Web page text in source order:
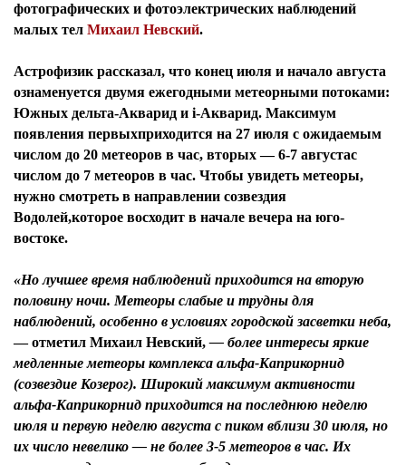
фотографических и фотоэлектрических наблюдений
малых тел Михаил Невский.
Астрофизик рассказал, что конец июля и начало августа
ознаменуется двумя ежегодными метеорными потоками:
Южных дельта-Акварид и i-Акварид. Максимум
появления первыхприходится на 27 июля с ожидаемым
числом до 20 метеоров в час, вторых — 6-7 августас
числом до 7 метеоров в час. Чтобы увидеть метеоры,
нужно смотреть в направлении созвездия
Водолей,которое восходит в начале вечера на юго-
востоке.
«Но лучшее время наблюдений приходится на вторую
половину ночи. Метеоры слабые и трудны для
наблюдений, особенно в условиях городской засветки неба,
— отметил Михаил Невский,— более интересы яркие
медленные метеоры комплекса альфа-Каприкорнид
(созвездие Козерог). Широкий максимум активности
альфа-Каприкорнид приходится на последнюю неделю
июля и первую неделю августа с пиком вблизи 30 июля, но
их число невелико — не более 3-5 метеоров в час. Их